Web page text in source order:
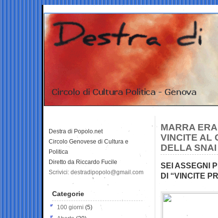
MARRA
VINCITE AL
DELLA SNAI
SEI ASSEGNI
DI “VINCITE
Destra di Popolo.net
Circolo Genovese di Cultura e
Politica
Diretto da Riccardo Fucile
Scrivici: destradipopolo@gmail.com
Categorie
100 giorni (5)